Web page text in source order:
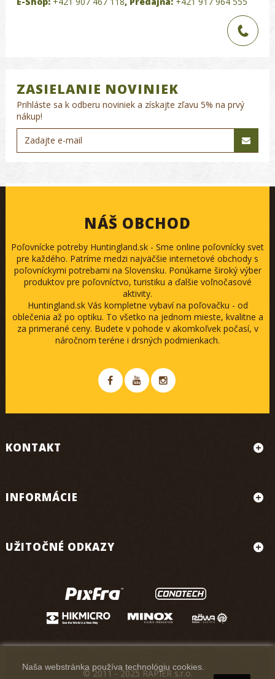
ZASIELANIE NOVINIEK
Prihláste sa k odberu noviniek a získajte zľavu 5% na prvý
nákup!
NÁŠ OBCHOD
Poľovnícke potreby Huntingland.sk - Sme online poľovnícky svet
pre každého. Patríme medzi najväčšie internetové obchody s
poľovníckymi potrebami na Slovensku. Ponúkame široký výber
produktov pre poľovníctvo, turistiku a ďalšie voľnočasové
aktivity.
Huntingland.sk Vás kompletne vybaví na poľovačku - od
oblečenia až po optiku. To všetko na jednom mieste, kvalitne a
za primerané ceny. Budete v pohode v akomkoľvek počasí, v
náročnom teréne i drsných podmienkach.
KONTAKT
INFORMÁCIE
UŽITOČNÉ ODKAZY
Naša webstránka používa technológiu cookies.
© 2011 - 2025 RAPIER s.r.o.